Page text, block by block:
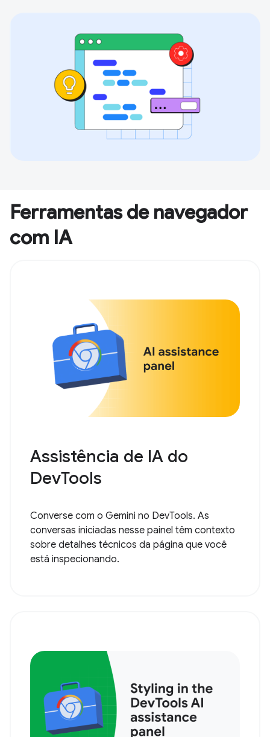
Ferramentas de navegador
com IA
Assistência de IA do
DevTools
Converse com o Gemini no DevTools. As
conversas iniciadas nesse painel têm contexto
sobre detalhes técnicos da página que você
está inspecionando.